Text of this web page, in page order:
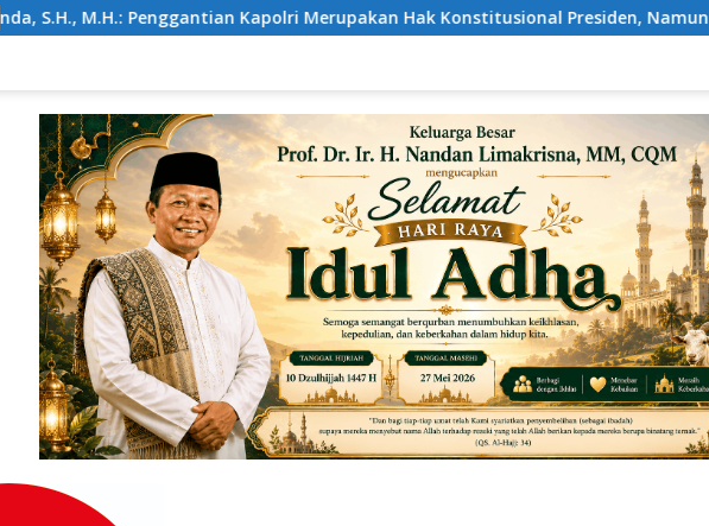
Hak Konstitusional Presiden, Namun Momentum Harus Dipertimbangkan